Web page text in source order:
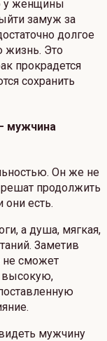
у женщины
замуж за
долгое
жизнь. Это
прокрадется
сохранить
мужчина
Он же не
продолжить
они есть.
а душа, мягкая,
Заметив
не сможет
высокую,
мужчину